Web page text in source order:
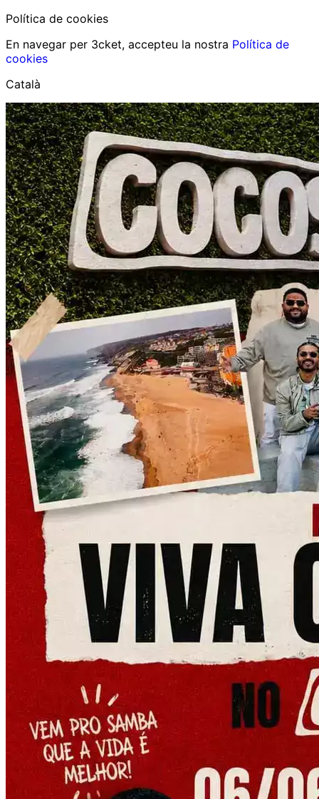
Política de cookies
En navegar per 3cket, accepteu la nostra Política de
cookies
Català